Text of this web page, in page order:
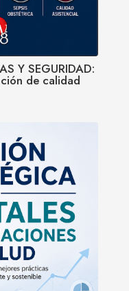
Y SEGURIDAD:
de calidad